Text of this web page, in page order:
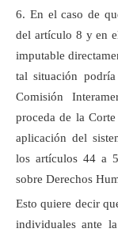
6. En el caso de
del artículo 8 y en
imputable
tal situación
Comisión
proceda de la
aplicación del
los artículos 44 a
sobre Derechos
Esto quiere decir
individuales ante